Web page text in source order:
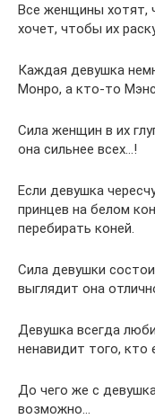
Все женщины хотят,
хочет, чтобы их
Каждая девушка
Монро, а кто-то
Сила женщин в их
она сильнее всех…!
Если девушка
принцев на белом
перебирать коней.
Сила девушки
выглядит она
Девушка всегда
ненавидит того, кто
До чего же с
возможно…